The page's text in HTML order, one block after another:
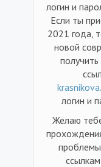
логин и
Если ты
2021 года,
новой
логин и
Желаю